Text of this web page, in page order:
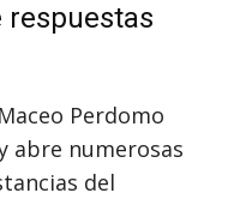
respuestas
Perdomo
abre numerosas
del